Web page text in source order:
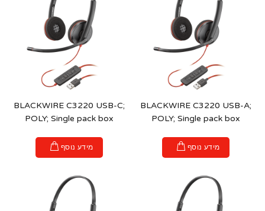
BLACKWIRE C3220 USB-A;
POLY; Single pack box
מידע נוסף
BLACKWIRE C3220 USB-C;
POLY; Single pack box
מידע נוסף